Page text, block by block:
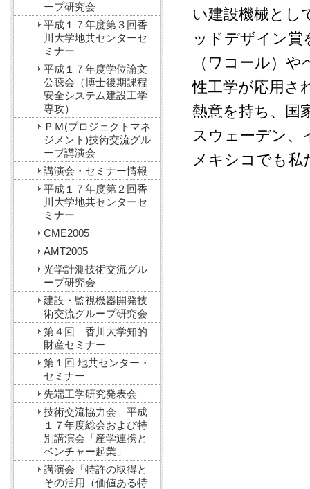
い建設機械とし
ッドデザイン賞
（ワコール）
性工学が応用さ
熱意を持ち、国
スウェーデン、
メキシコでも
ープ研究会
平成１７年度第３回香
川大学地共センターセ
ミナー
平成１７年度学位論文
公聴会（博士後期課程
安全システム建設工学
専攻）
ＰＭ(プロジェクトマネ
ジメント)技術交流グル
ープ講演会
講演会・セミナー情報
平成１７年度第２回香
川大学地共センターセ
ミナー
CME2005
AMT2005
光学計測技術交流グル
ープ研究会
建設・監視機器開発技
術交流グループ研究会
第４回 香川大学知的
財産セミナー
第１回 地共センター・
セミナー
先端工学研究発表会
技術交流協力会 平成
１７年度総会および特
別講演会「産学連携と
ベンチャー起業」
講演会「特許の取得と
その活用（価値ある特